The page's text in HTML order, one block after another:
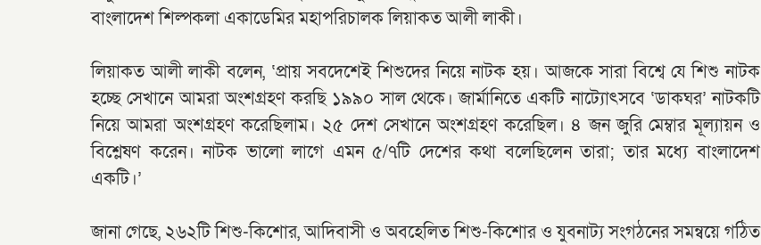
বাংলাদেশ শিল্পকলা একাডেমির মহাপরিচালক লিয়াকত আলী লাকী।
লিয়াকত আলী লাকী বলেন, ‘প্রায় সবদেশেই শিশুদের নিয়ে নাটক হয়। আজকে সারা বিশ্বে যে শিশু নাটক
হচ্ছে সেখানে আমরা অংশগ্রহণ করছি ১৯৯০ সাল থেকে। জার্মানিতে একটি নাট্যোৎসবে ‘ডাকঘর’ নাটকটি
নিয়ে আমরা অংশগ্রহণ করেছিলাম। ২৫ দেশ সেখানে অংশগ্রহণ করেছিল। ৪ জন জুরি মেম্বার মূল্যায়ন ও
বিশ্লেষণ করেন। নাটক ভালো লাগে এমন ৫/৭টি দেশের কথা বলেছিলেন তারা; তার মধ্যে বাংলাদেশ
একটি।’
জানা গেছে, ২৬২টি শিশু-কিশোর, আদিবাসী ও অবহেলিত শিশু-কিশোর ও যুবনাট্য সংগঠনের সমন্বয়ে গঠিত